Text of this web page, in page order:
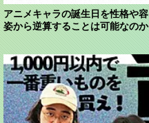
アニメキャラの誕生日を性格や容
姿から逆算することは可能なのか